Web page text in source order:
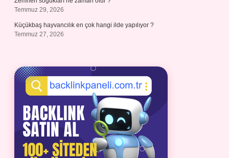
Temmuz 29, 2026
Küçükbaş hayvancılık en çok hangi ilde yapılıyor ?
Temmuz 27, 2026